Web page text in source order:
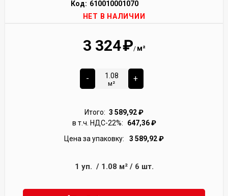
Код: 610010001070
НЕТ В НАЛИЧИИ
3 324₽/ м²
-
м²
+
Итого: 3 589,92₽
в т.ч. НДС-22%:
647,36₽
Цена за упаковку:
3 589,92₽
1 уп. / 1.08 м²/ 6 шт.